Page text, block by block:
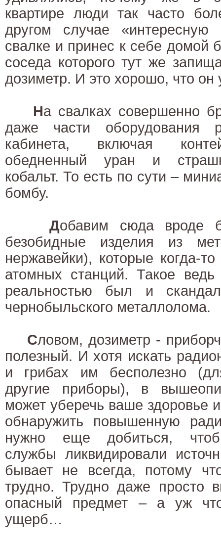
квартире люди так часто
другом случае
свалке и принес к себе домой
соседа которого тут же
дозиметр. И это хорошо, что он
На свалках совершенно
даже части оборудования
кабинета, включая
обедненный уран и
кобальт. То есть по сути –
бомбу.
Добавим сюда вроде
безобидные изделия из
нержавейки), которые когда-
атомных станций. Такое ведь
реальностью был и
чернобыльского металлолома.
Словом, дозиметр -
полезный. И хотя искать
и грибах им бесполезно
другие приборы), в
может уберечь ваше здоровье
обнаружить повышенную
нужно еще добиться,
службы ликвидировали
бывает не всегда, потому
трудно. Трудно даже просто
опасный предмет – а уж
ущерб…